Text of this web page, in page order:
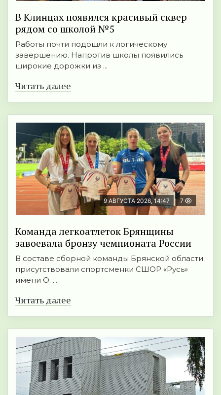
В Клинцах появился красивый сквер
рядом со школой №5
Работы почти подошли к логическому
завершению. Напротив школы появились
широкие дорожки из ...
Читать далее
9 АВГУСТА 2026, 14:47 7
Команда легкоатлеток Брянщины
завоевала бронзу чемпионата России
В составе сборной команды Брянской области
присутствовали спортсменки СШОР «Русь»
имени О. ...
Читать далее